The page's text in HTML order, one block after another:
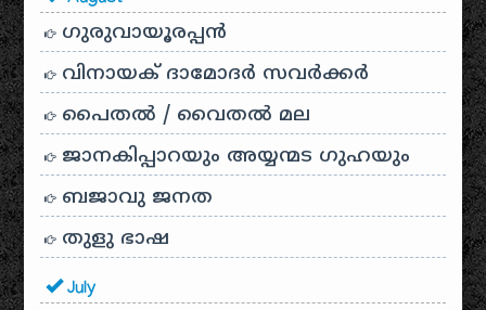
ഗുരുവായൂരപ്പൻ
വിനായക് ദാമോദർ സവർക്കർ
പൈതൽ / വൈതൽ മല
ജാനകിപ്പാറയും അയ്യന്മട ഗുഹയും
ബജാവു ജനത
തുളു ഭാഷ
July